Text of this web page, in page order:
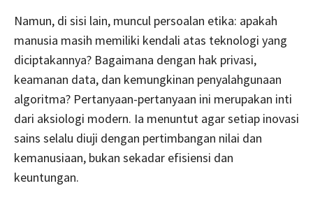
Namun, di sisi lain, muncul persoalan etika: apakah
manusia masih memiliki kendali atas teknologi yang
diciptakannya? Bagaimana dengan hak privasi,
keamanan data, dan kemungkinan penyalahgunaan
algoritma? Pertanyaan-pertanyaan ini merupakan inti
dari aksiologi modern. Ia menuntut agar setiap inovasi
sains selalu diuji dengan pertimbangan nilai dan
kemanusiaan, bukan sekadar efisiensi dan
keuntungan.